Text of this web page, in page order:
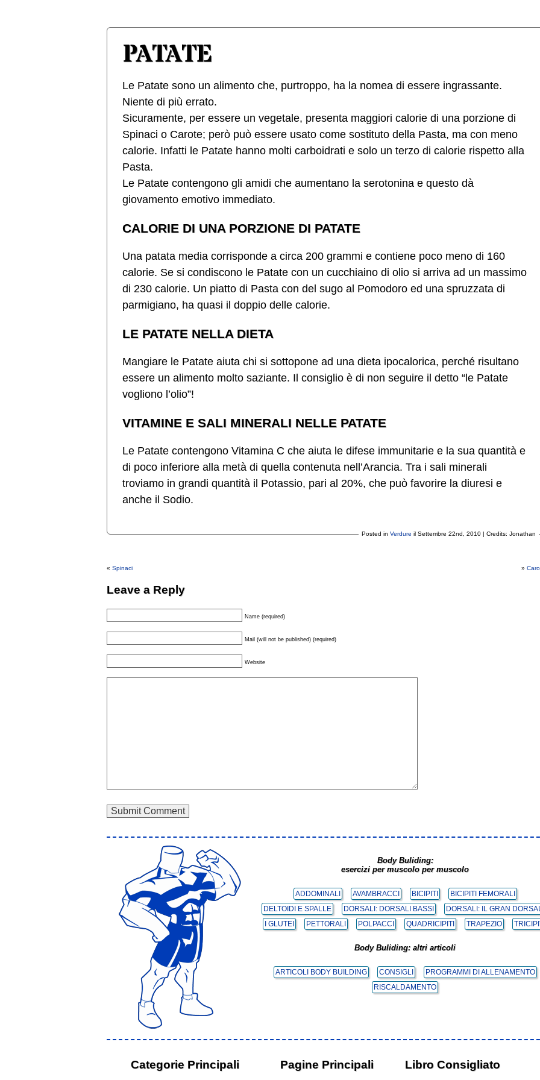
PATATE
Le Patate sono un alimento che, purtroppo, ha la nomea di essere ingrassante.
Niente di più errato.
Sicuramente, per essere un vegetale, presenta maggiori calorie di una porzione di
Spinaci o Carote; però può essere usato come sostituto della Pasta, ma con meno
calorie. Infatti le Patate hanno molti carboidrati e solo un terzo di calorie rispetto alla
Pasta.
Le Patate contengono gli amidi che aumentano la serotonina e questo dà
giovamento emotivo immediato.
CALORIE DI UNA PORZIONE DI PATATE
Una patata media corrisponde a circa 200 grammi e contiene poco meno di 160
calorie. Se si condiscono le Patate con un cucchiaino di olio si arriva ad un massimo
di 230 calorie. Un piatto di Pasta con del sugo al Pomodoro ed una spruzzata di
parmigiano, ha quasi il doppio delle calorie.
LE PATATE NELLA DIETA
Mangiare le Patate aiuta chi si sottopone ad una dieta ipocalorica, perché risultano
essere un alimento molto saziante. Il consiglio è di non seguire il detto “le Patate
vogliono l’olio”!
VITAMINE E SALI MINERALI NELLE PATATE
Le Patate contengono Vitamina C che aiuta le difese immunitarie e la sua quantità e
di poco inferiore alla metà di quella contenuta nell’Arancia. Tra i sali minerali
troviamo in grandi quantità il Potassio, pari al 20%, che può favorire la diuresi e
anche il Sodio.
Posted in Verdure il Settembre 22nd, 2010 | Credits: Jonathan
« Spinaci »
Leave a Reply
Name (required)
Mail (will not be published) (required)
Website
Body Buliding:
esercizi per muscolo per muscolo
ADDOMINALI AVAMBRACCI BICIPITI
BICIPITI FEMORALI
DELTOIDI E SPALLE
DORSALI: DORSALI BASSI
DORSALI: IL GRAN
I GLUTEI
PETTORALI POLPACCI QUADRICIPITI TRAPEZIO
Body Buliding: altri articoli
ARTICOLI BODY BUILDING CONSIGLI
PROGRAMMI DI ALLENAMENTO
RISCALDAMENTO
Categorie Principali Pagine Principali Libro Consigliato